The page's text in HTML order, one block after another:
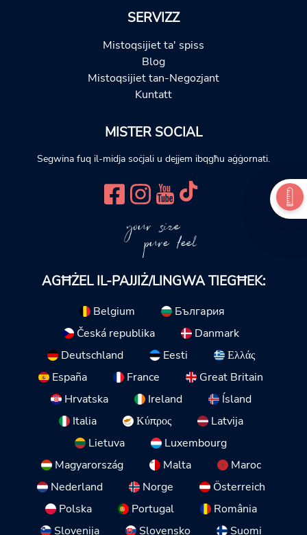
SERVIZZ
Mistoqsijiet ta' spiss
Blog
Mistoqsijiet tan-Negozjant
Kuntatt
MISTER SOCIAL
Segwina fuq il-midja soċjali u dejjem ibqgħu aġġornati.
your size
pure feel
AGĦŻEL IL-PAJJIŻ/LINGWA TIEGĦEK:
Belgium
България
Česká republika
Danmark
Deutschland
Eesti
Ελλάς
España
France
Great Britain
Hrvatska
Ireland
Ísland
Italia
Κύπρος
Latvija
Lietuva
Luxembourg
Magyarország
Malta
Maroc
Nederland
Norge
Österreich
Polska
Portugal
România
Slovenija
Slovensko Suomi